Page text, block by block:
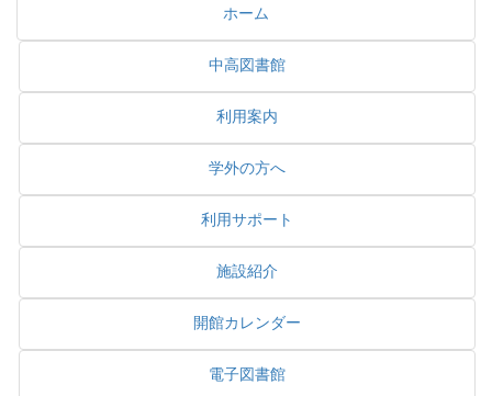
ホーム
中高図書館
利用案内
学外の方へ
利用サポート
施設紹介
開館カレンダー
電子図書館